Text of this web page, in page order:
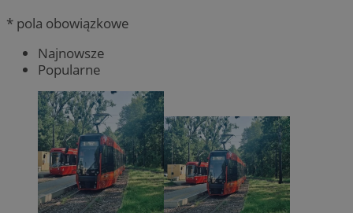
* pola obowiązkowe
Najnowsze
Popularne